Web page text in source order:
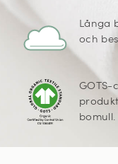
Långa
och
GOTS-
bomull.